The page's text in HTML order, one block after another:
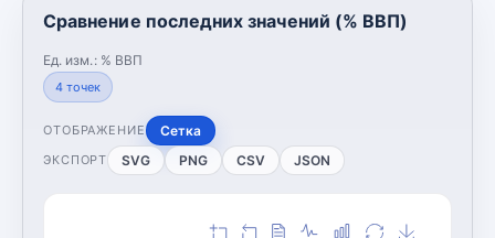
Сравнение последних значений (% ВВП)
Ед. изм.: % ВВП
4 точек
ОТОБРАЖЕНИЕ Сетка
ЭКСПОРТ SVG PNG CSV JSON